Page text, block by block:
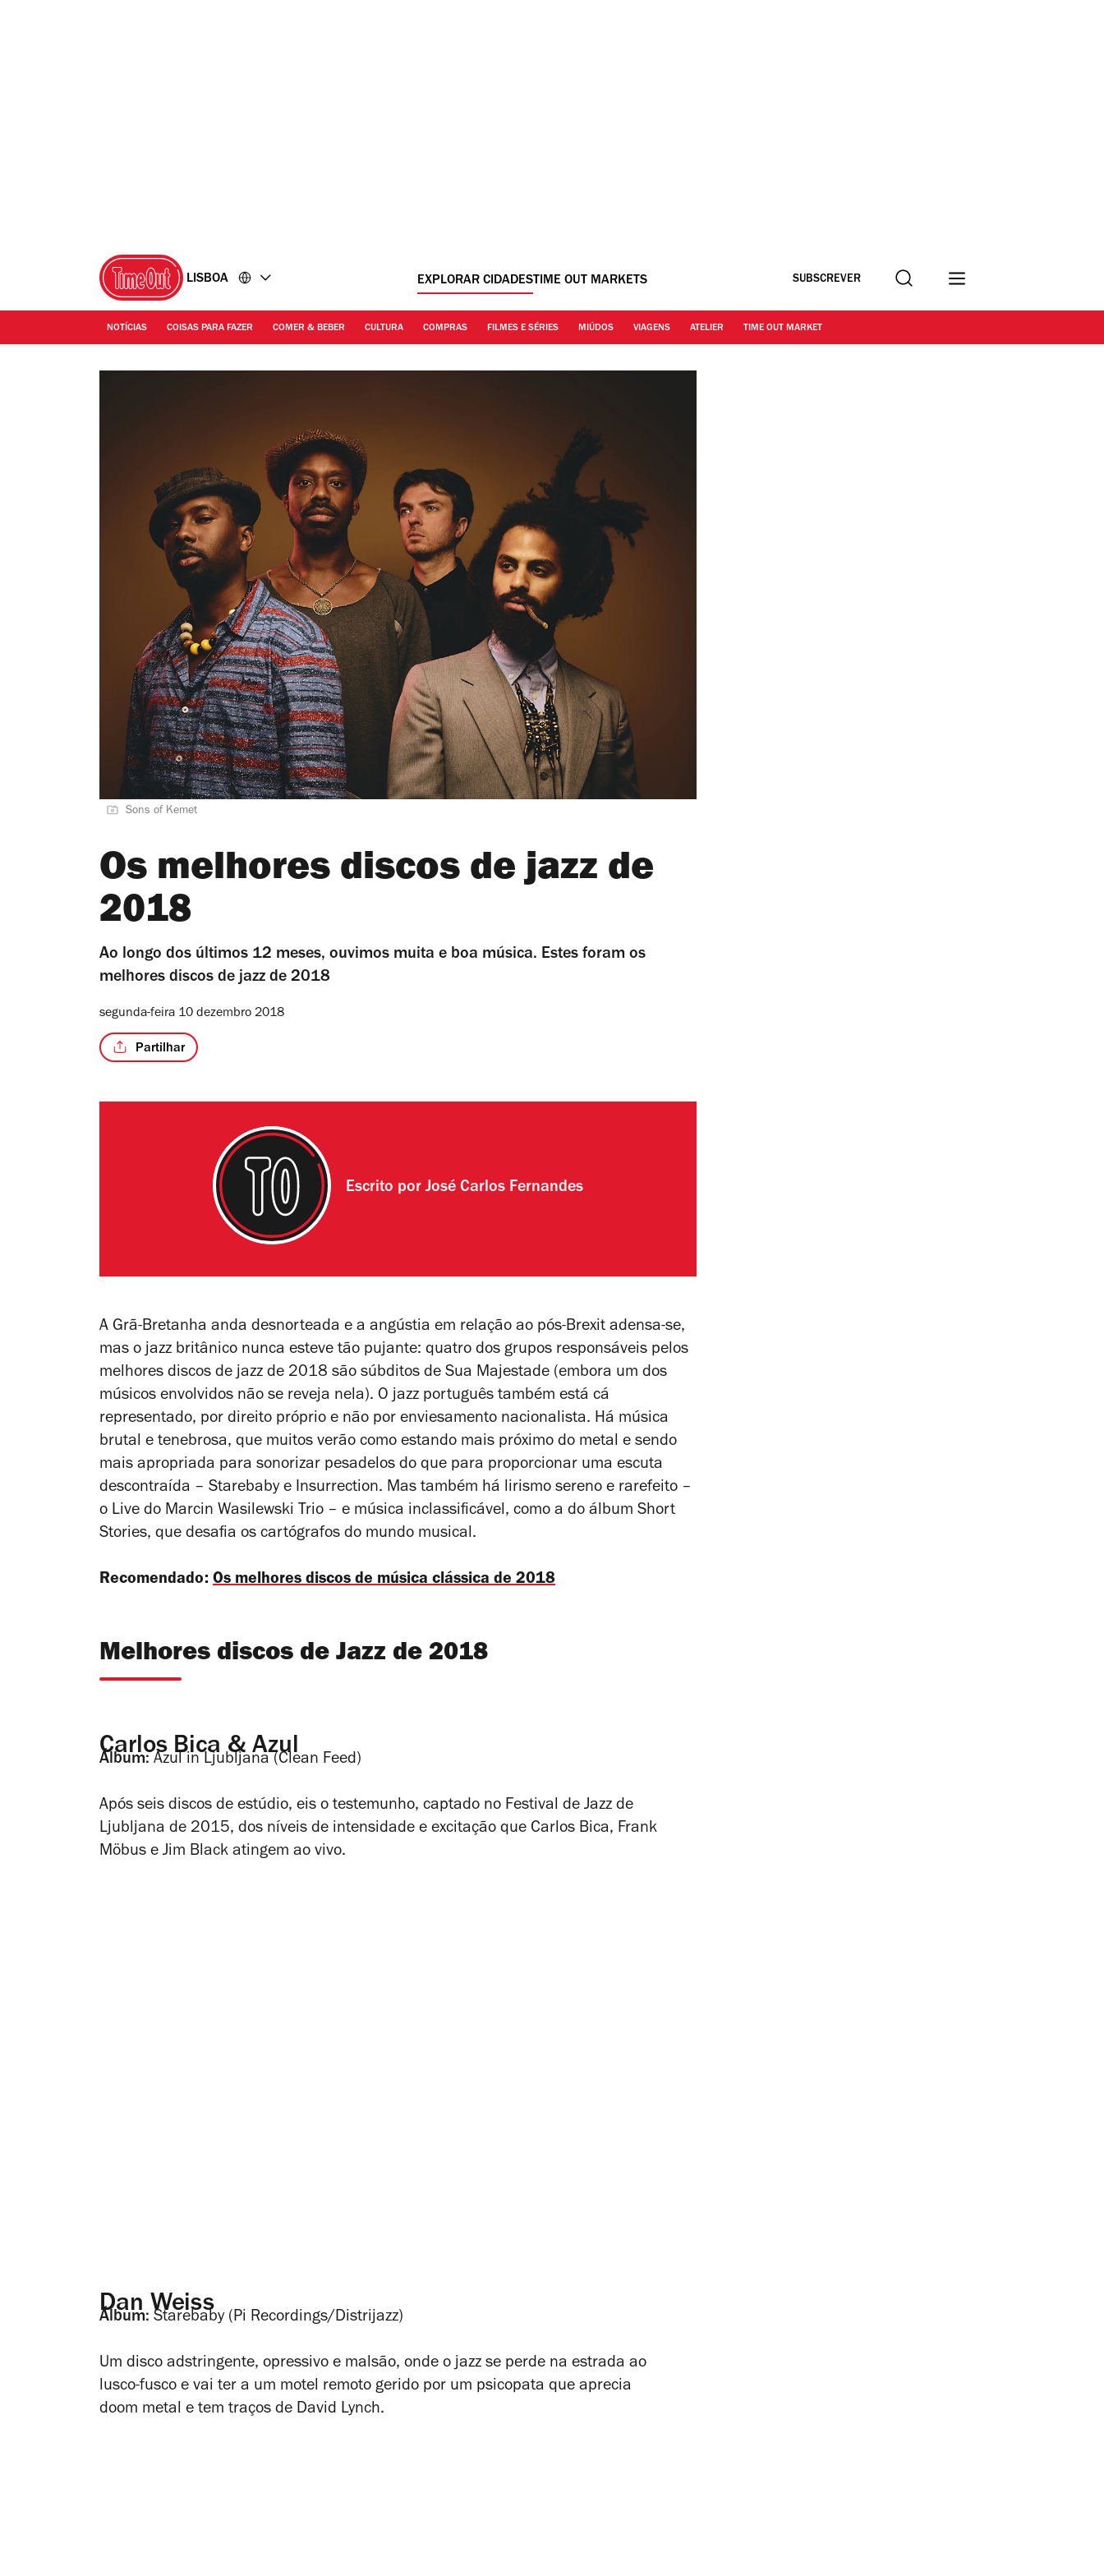
LISBOA EXPLORAR CIDADESTIME OUT MARKETS SUBSCREVER Procurar
NOTÍCIAS COISAS PARA FAZER COMER & BEBER CULTURA COMPRAS FILMES E SÉRIES MIÚDOS VIAGENS ATELIER TIME OUT MARKET
Sons of Kemet
Os melhores discos de jazz de
2018
Ao longo dos últimos 12 meses, ouvimos muita e boa música. Estes foram os
melhores discos de jazz de 2018
segunda-feira 10 dezembro 2018
Partilhar
Escrito por José Carlos Fernandes
A Grã-Bretanha anda desnorteada e a angústia em relação ao pós-Brexit adensa-se,
mas o jazz britânico nunca esteve tão pujante: quatro dos grupos responsáveis pelos
melhores discos de jazz de 2018 são súbditos de Sua Majestade (embora um dos
músicos envolvidos não se reveja nela). O jazz português também está cá
representado, por direito próprio e não por enviesamento nacionalista. Há música
brutal e tenebrosa, que muitos verão como estando mais próximo do metal e sendo
mais apropriada para sonorizar pesadelos do que para proporcionar uma escuta
descontraída – Starebabye Insurrection. Mas também há lirismo sereno e rarefeito –
o Live do Marcin Wasilewski Trio – e música inclassificável, como a do álbum Short
Stories, que desafia os cartógrafos do mundo musical.
Recomendado: Os melhores discos de música clássica de 2018
Melhores discos de Jazz de 2018
Carlos Bica & Azul
Álbum: Azul in Ljubljana (Clean Feed)
Após seis discos de estúdio, eis o testemunho, captado no Festival de Jazz de
Ljubljana de 2015, dos níveis de intensidade e excitação que Carlos Bica, Frank
Möbus e Jim Black atingem ao vivo.
Dan Weiss
Álbum: Starebaby (Pi Recordings/Distrijazz)
Um disco adstringente, opressivo e malsão, onde o jazz se perde na estrada ao
lusco-fusco e vai ter a um motel remoto gerido por um psicopata que aprecia
doom metal e tem traços de David Lynch.